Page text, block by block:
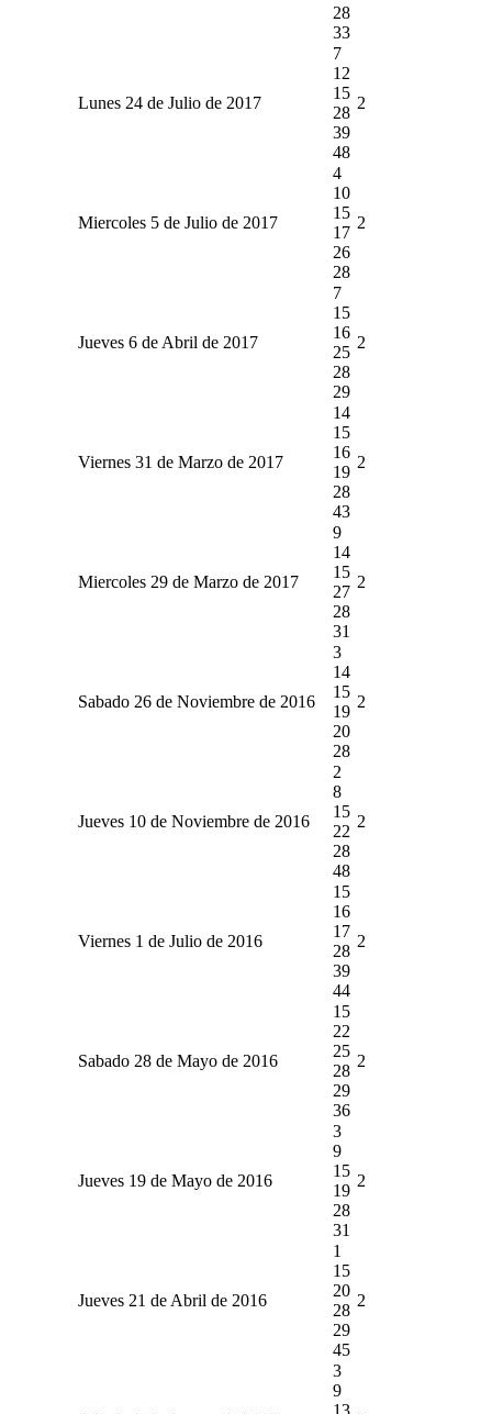
28
33
Lunes 24 de Julio de 2017
7
12
15
28
39
48
2
Miercoles 5 de Julio de 2017
4
10
15
17
26
28
2
Jueves 6 de Abril de 2017
7
15
16
25
28
29
2
Viernes 31 de Marzo de 2017
14
15
16
19
28
43
2
Miercoles 29 de Marzo de 2017
9
14
15
27
28
31
2
Sabado 26 de Noviembre de 2016
3
14
15
19
20
28
2
Jueves 10 de Noviembre de 2016
2
8
15
22
28
48
2
Viernes 1 de Julio de 2016
15
16
17
28
39
44
2
Sabado 28 de Mayo de 2016
15
22
25
28
29
36
2
Jueves 19 de Mayo de 2016
3
9
15
19
28
31
2
Jueves 21 de Abril de 2016
1
15
20
28
29
45
2
3
9
13